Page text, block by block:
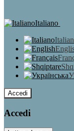
Italiano
Accedi
Accedi